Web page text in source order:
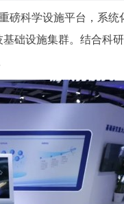
科学设施平台，系统
础设施集群。结合科